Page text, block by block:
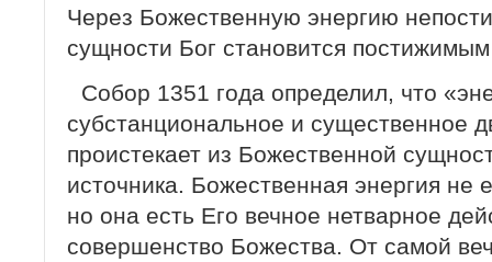
Через Божественную энергию
сущности Бог становится
Собор 1351 года определил, что
субстанциональное и существенное
проистекает из Божественной
источника. Божественная энергия не
но она есть Его вечное нетварное
совершенство Божества. От самой